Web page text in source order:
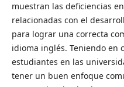
muestran las deficiencias
relacionadas con el
para lograr una correcta
idioma inglés. Teniendo en
estudiantes en las
tener un buen enfoque